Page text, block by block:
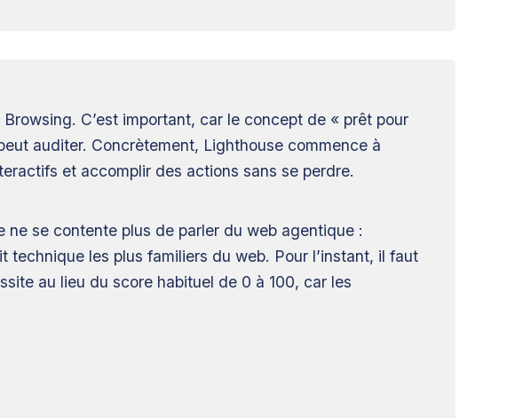
C’est important, car le concept de « prêt pour
auditer. Concrètement, Lighthouse commence à
et accomplir des actions sans se perdre.
ne se contente plus de parler du web agentique :
technique les plus familiers du web. Pour l’instant, il faut
au lieu du score habituel de 0 à 100, car les